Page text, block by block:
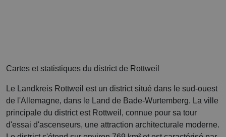
Cartes et statistiques du district de Rottweil
Le Landkreis Rottweil est un district situé dans le sud-ouest
de l'Allemagne, dans le Land de Bade-Wurtemberg. La ville
principale du district est Rottweil, connue pour sa tour
d'essai d'ascenseurs, une attraction architecturale moderne.